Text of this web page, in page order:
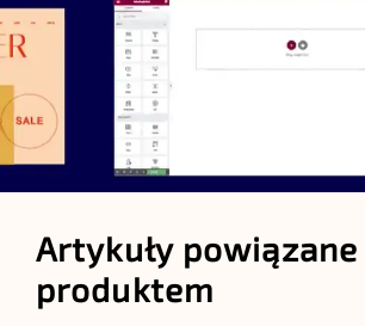
Artykuły powiązane
produktem